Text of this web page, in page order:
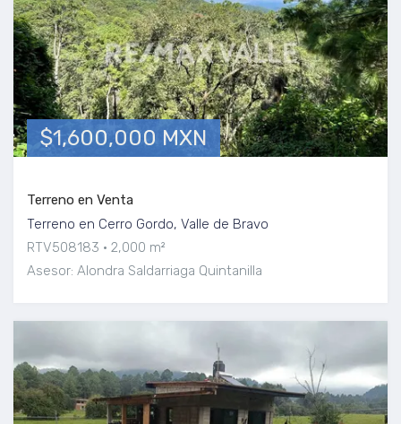
$1,600,000 MXN
Terreno en Venta
Terreno en Cerro Gordo, Valle de Bravo
RTV508183
2,000 m²
Asesor: Alondra Saldarriaga Quintanilla